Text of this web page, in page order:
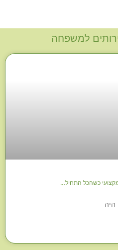
למשפחה
מקצועי כשהכל התחיל…